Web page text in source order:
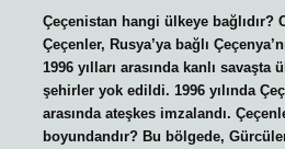
Çeçenistan hangi ülkeye bağlıdır?
Çeçenler, Rusya’ya bağlı
1996 yılları arasında kanlı savaşta
şehirler yok edildi. 1996 yılında
arasında ateşkes imzalandı.
boyundandır? Bu bölgede,